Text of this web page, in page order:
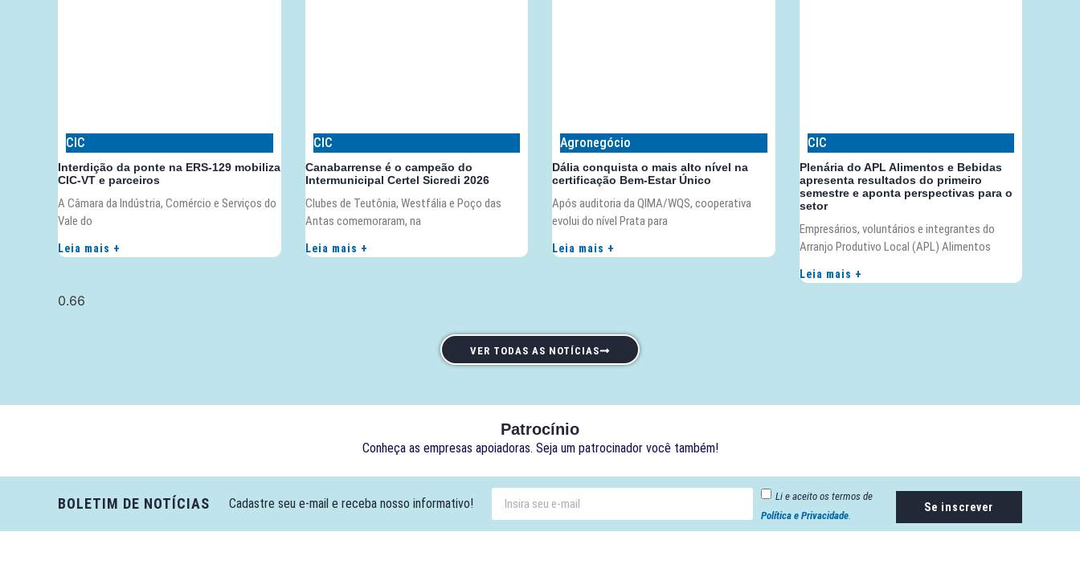
CIC
Interdição da ponte na ERS-129 mobiliza
CIC-VT e parceiros
A Câmara da Indústria, Comércio e Serviços do
Vale do
Leia mais +
CIC
Canabarrense é o campeão do
Intermunicipal Certel Sicredi 2026
Clubes de Teutônia, Westfália e Poço das
Antas comemoraram, na
Leia mais +
Agronegócio
Dália conquista o mais alto nível na
certificação Bem-Estar Único
Após auditoria da QIMA/WQS, cooperativa
evolui do nível Prata para
Leia mais +
CIC
Plenária do APL Alimentos e Bebidas
apresenta resultados do primeiro
semestre e aponta perspectivas para o
setor
Empresários, voluntários e integrantes do
Arranjo Produtivo Local (APL) Alimentos
Leia mais +
VER TODAS AS NOTÍCIAS
Patrocínio
Conheça as empresas apoiadoras. Seja um patrocinador você também!
BOLETIM DE NOTÍCIAS Cadastre seu e-mail e receba nosso informativo!
Li e aceito os termos de
Política e Privacidade.
Se inscrever